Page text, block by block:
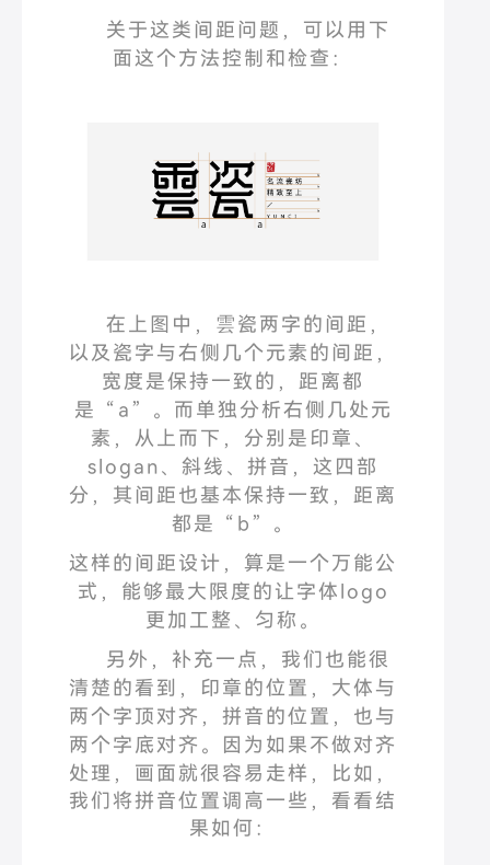
关于这类间距问题，可以用下
面这个方法控制和检查：
在上图中，雲瓷两字的间距，
以及瓷字与右侧几个元素的间距，
宽度是保持一致的，距离都
是 “ a ” 。 而单独分析右侧几处元
素，从上而下，分别是印章、
slogan、斜线、拼音，这四部
分，其间距也基本保持一致，距离
都是 “ b ” 。
这样的间距设计，算是一个万能公
式，能够最大限度的让字体logo
更加工整、匀称。
另外，补充一点，我们也能很
清楚的看到，印章的位置，大体与
两个字顶对齐，拼音的位置，也与
两个字底对齐。 因为如果不做对齐
处理，画面就很容易走样，比如，
我们将拼音位置调高一些，看看结
果如何：